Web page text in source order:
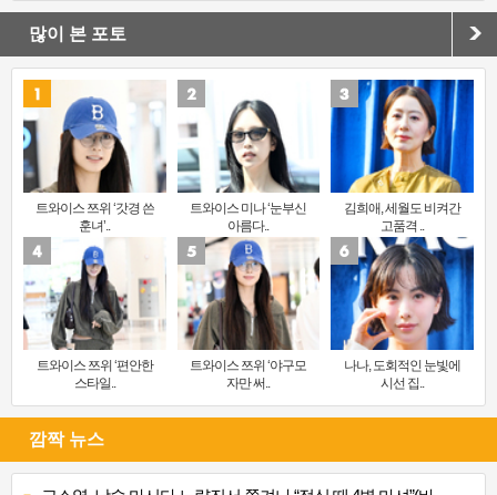
많이 본 포토
트와이스 쯔위 ‘갓경 쓴
훈녀’..
트와이스 미나 ‘눈부신
아름다..
김희애, 세월도 비켜간
고품격 ..
트와이스 쯔위 ‘편안한
스타일..
트와이스 쯔위 ‘야구모
자만 써..
나나, 도회적인 눈빛에
시선 집..
깜짝 뉴스